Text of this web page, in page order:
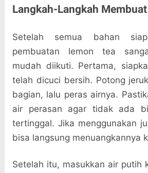
Langkah-Langkah
Setelah semua bahan
pembuatan lemon tea
mudah diikuti. Pertama,
telah dicuci bersih. Potong
bagian, lalu peras airnya.
air perasan agar tidak ada
tertinggal. Jika menggunakan
bisa langsung menuangkannya
Setelah itu, masukkan air putih